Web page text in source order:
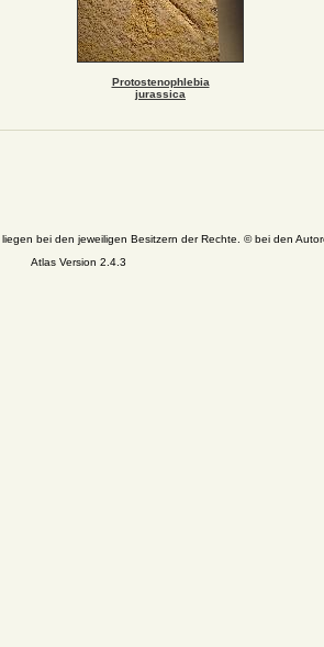
Protostenophlebia
jurassica
bei den jeweiligen Besitzern der Rechte. © bei den
Atlas Version 2.4.3